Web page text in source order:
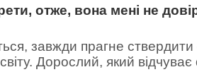
отже, вона мені не
завжди прагне
Дорослий, який